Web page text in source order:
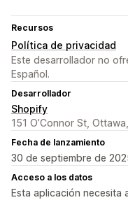
Recursos
Política de privacidad
Este desarrollador no
Español.
Desarrollador
Shopify
151 O’Connor St,
Fecha de lanzamiento
30 de septiembre de
Acceso a los datos
Esta aplicación necesita